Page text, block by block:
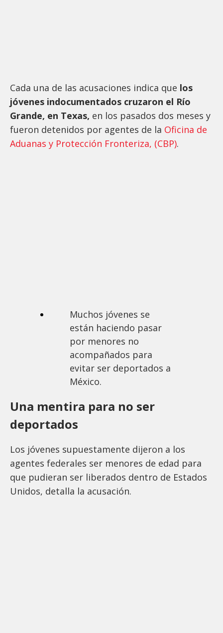
Cada una de las acusaciones indica que los
jóvenes indocumentados cruzaron el Río
Grande, en Texas, en los pasados dos meses y
fueron detenidos por agentes de la Oficina de
Aduanas y Protección Fronteriza, (CBP).
Muchos jóvenes se
están haciendo pasar
por menores no
acompañados para
evitar ser deportados a
México.
Una mentira para no ser
deportados
Los jóvenes supuestamente dijeron a los
agentes federales ser menores de edad para
que pudieran ser liberados dentro de Estados
Unidos, detalla la acusación.